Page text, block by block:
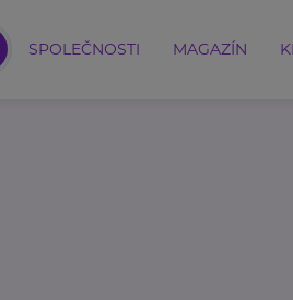
SPOLEČNOSTI MAGAZÍN